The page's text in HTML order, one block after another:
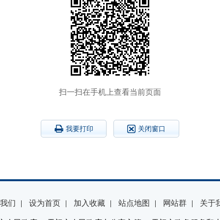
扫一扫在手机上查看当前页面
我要打印 关闭窗口
们 | 设为首页 | 加入收藏 | 站点地图 | 网站群 | 关于